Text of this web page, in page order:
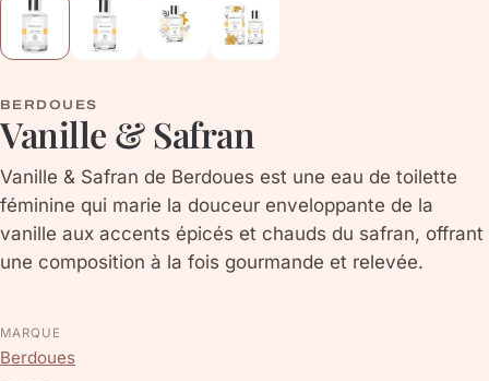
BERDOUES
Vanille & Safran
Vanille & Safran de Berdoues est une eau de toilette
féminine qui marie la douceur enveloppante de la
vanille aux accents épicés et chauds du safran, offrant
une composition à la fois gourmande et relevée.
MARQUE
Berdoues